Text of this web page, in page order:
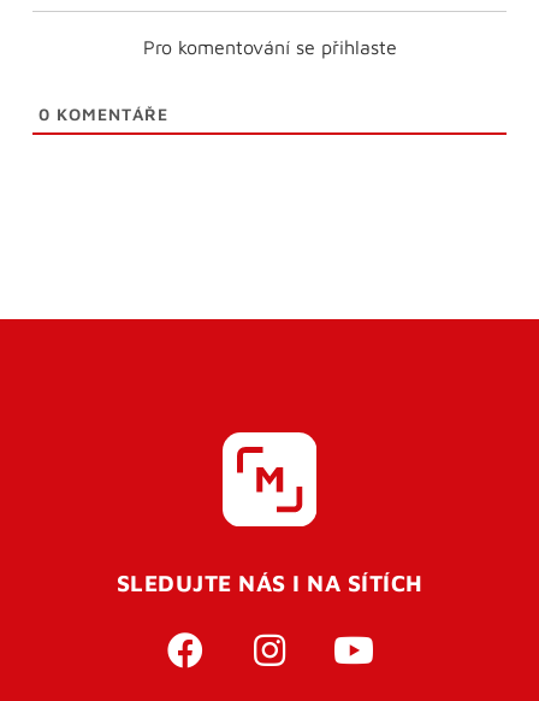
Pro komentování se přihlaste
0 KOMENTÁŘE
SLEDUJTE NÁS I NA SÍTÍCH